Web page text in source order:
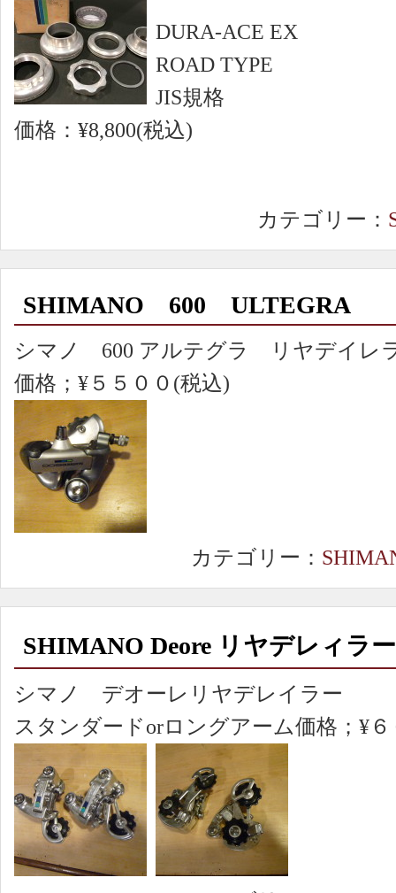
DURA-ACE EX
ROAD TYPE
JIS規格
価格：¥8,800(税込)
カテゴリー：
SHIMANO 600 ULTEGRA
シマノ 600 アルテグラ リヤデイレ
価格；¥５５００(税込)
カテゴリー：
SHIMANO Deore リヤデレィラー
シマノ デオーレリヤデレイラー
スタンダードorロングアーム価格；¥